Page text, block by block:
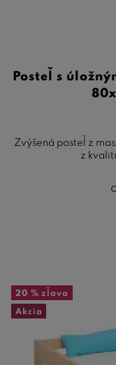
Posteľ s
Zvýšená posteľ z
z
20 % zľava
Akcia